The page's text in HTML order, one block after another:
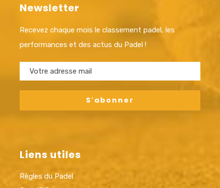
Newsletter
Recevez chaque mois le classement padel, les
performances et des actus du Padel !
Liens utiles
Règles du Padel